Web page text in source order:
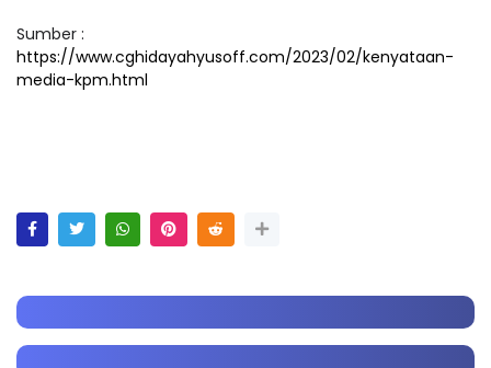
Sumber :
https://www.cghidayahyusoff.com/2023/02/kenyataan-
media-kpm.html